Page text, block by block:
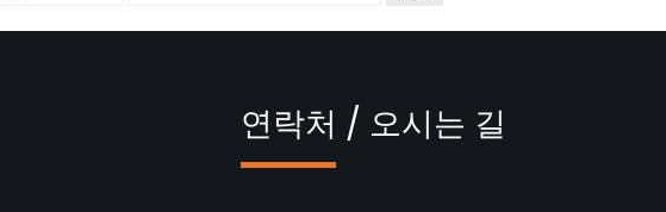
연락처 / 오시는 길